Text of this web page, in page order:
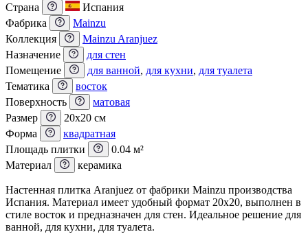
Страна
Испания
Фабрика
Mainzu
Коллекция
Mainzu Aranjuez
Назначение
для стен
Помещение
для ванной, для кухни, для туалета
Тематика
восток
Поверхность
матовая
Размер
20x20 см
Форма
квадратная
Площадь плитки
0.04 м²
Материал
керамика
Настенная плитка Aranjuez от фабрики Mainzu производства
Испания. Материал имеет удобный формат 20x20, выполнен в
стиле восток и предназначен для стен. Идеальное решение для
ванной, для кухни, для туалета.